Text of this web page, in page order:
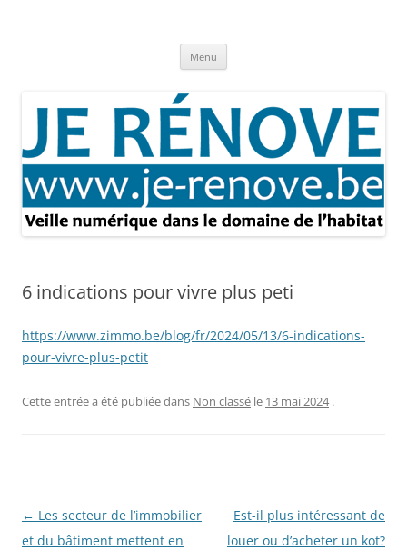
Menu
6 indications pour vivre plus peti
https://www.zimmo.be/blog/fr/2024/05/13/6-indications-
pour-vivre-plus-petit
Cette entrée a été publiée dans Non classé le 13 mai 2024 .
Navigation
des
← Les secteur de l’immobilier
et du bâtiment mettent en
Est-il plus intéressant de
louer ou d’acheter un kot?